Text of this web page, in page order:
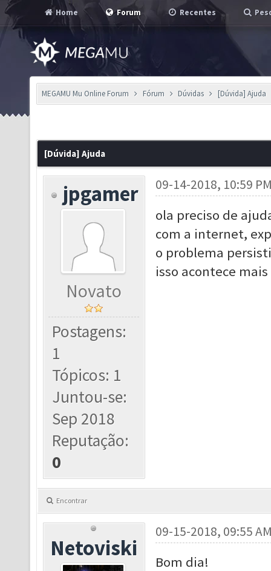
Home Forum Recentes
MEGAMU Mu Online Forum Fórum Dúvidas [Dúvida] Ajuda
[Dúvida] Ajuda
jpgamer
Novato
Postagens:
1
Tópicos: 1
Juntou-se:
Sep 2018
Reputação:
0
09-14-2018, 10:59
ola preciso de
com a internet,
o problema
isso acontece
Encontrar
Netoviski
09-15-2018, 09:55
Bom dia!